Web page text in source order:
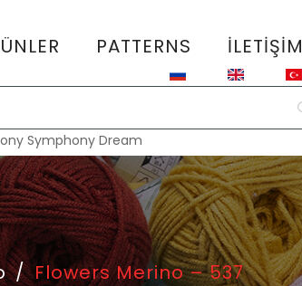
PATTERNS İLETIŞIM
Symphony Dream
/ Flowers Merino – 537